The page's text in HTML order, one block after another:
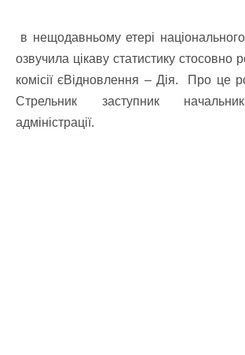
в нещодавньому етері
озвучила цікаву статистику стосовно
комісії єВідновлення – Дія. Про це
Стрельник заступник
адміністрації.